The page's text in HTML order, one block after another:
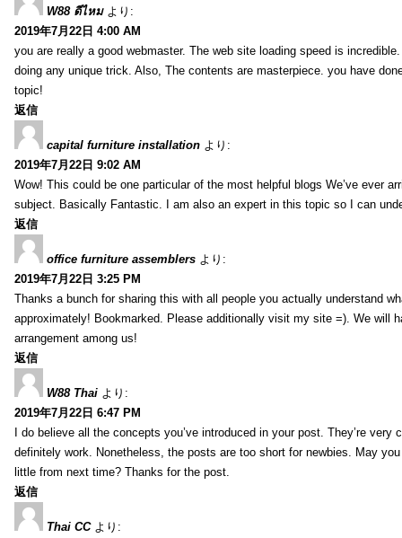
W88 ดีไหม より:
2019年7月22日 4:00 AM
you are really a good webmaster. The web site loading speed is
doing any unique trick. Also, The contents are masterpiece. you have
topic!
返信
capital furniture installation より:
2019年7月22日 9:02 AM
Wow! This could be one particular of the most helpful blogs We’ve ever
subject. Basically Fantastic. I am also an expert in this topic so I can
返信
office furniture assemblers より:
2019年7月22日 3:25 PM
Thanks a bunch for sharing this with all people you actually understand
approximately! Bookmarked. Please additionally visit my site =). We will
arrangement among us!
返信
W88 Thai より:
2019年7月22日 6:47 PM
I do believe all the concepts you’ve introduced in your post. They’re very
definitely work. Nonetheless, the posts are too short for newbies. May
little from next time? Thanks for the post.
返信
Thai CC より: